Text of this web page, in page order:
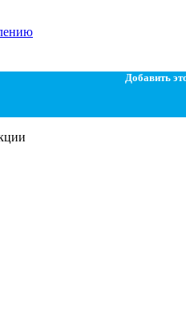
Добавить